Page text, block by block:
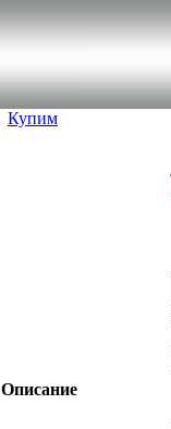
Купим
Описание